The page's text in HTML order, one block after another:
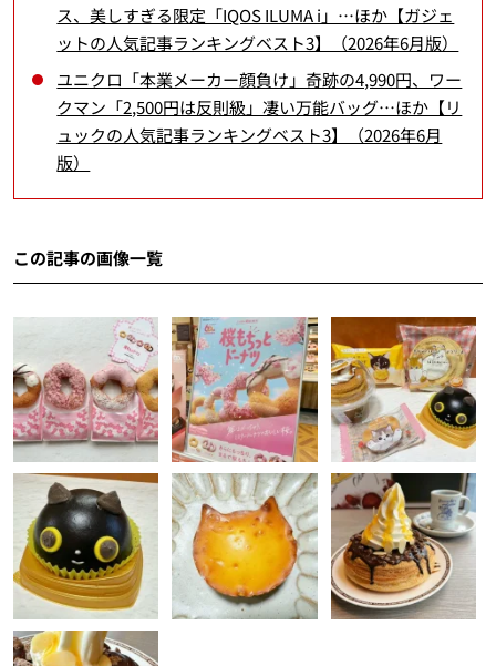
ス、美しすぎる限定「IQOS ILUMA i」…ほか【ガジェ
ットの人気記事ランキングベスト3】（2026年6月版）
ユニクロ「本業メーカー顔負け」奇跡の4,990円、ワー
クマン「2,500円は反則級」凄い万能バッグ…ほか【リ
ュックの人気記事ランキングベスト3】（2026年6月
版）
この記事の画像一覧